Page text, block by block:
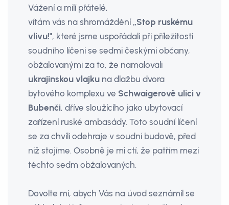
Vážení a milí přátelé,
vítám vás na shromáždění „Stop ruskému
vlivu!", které jsme uspořádali při příležitosti
soudního líčeni se sedmi českými občany,
obžalovanými za to, že namalovali
ukrajinskou vlajku na dlažbu dvora
bytového komplexu ve Schwaigerově ulici v
Bubenči, dříve sloužícího jako ubytovací
zařízení ruské ambasády. Toto soudní líčení
se za chvíli odehraje v soudní budově, před
niž stojíme. Osobně je mi ctí, že patřím mezi
těchto sedm obžalovaných.
Dovolte mi, abych Vás na úvod seznámil se